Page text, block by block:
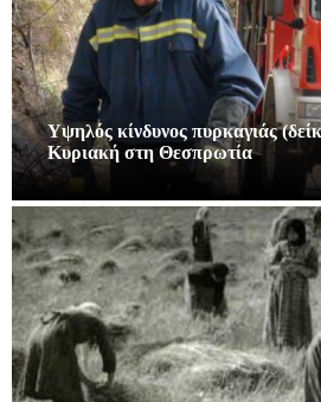
Υψηλός κίνδυνος πυρκαγιάς
Κυριακή στη Θεσπρωτία